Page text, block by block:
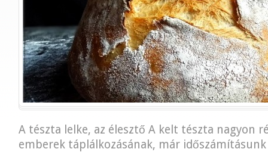
A tészta lelke, az élesztő A kelt tészta nagyon
emberek táplálkozásának, már